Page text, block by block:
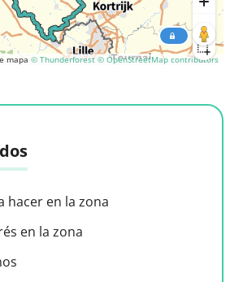
mapa © Thunderforest © OpenStreetMap contributors
hacer en la zona
en la zona